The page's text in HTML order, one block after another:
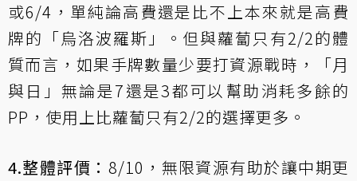
或6/4，單純論高費還是比不上本來就是高費
牌的「烏洛波羅斯」。但與蘿蔔只有2/2的體
質而言，如果手牌數量少要打資源戰時，「月
與日」無論是7還是3都可以幫助消耗多餘的
PP，使用上比蘿蔔只有2/2的選擇更多。
4.整體評價： 8/10，無限資源有助於讓中期更